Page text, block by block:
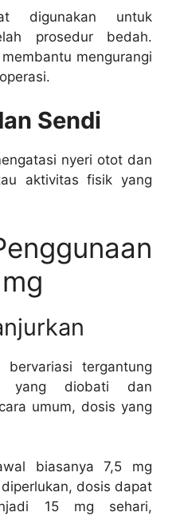
digunakan untuk
prosedur bedah.
mengurangi
Sendi
nyeri otot dan
aktivitas fisik yang
tergantung
yang diobati dan
umum, dosis yang
biasanya 7,5 mg
dosis dapat
15 mg sehari,